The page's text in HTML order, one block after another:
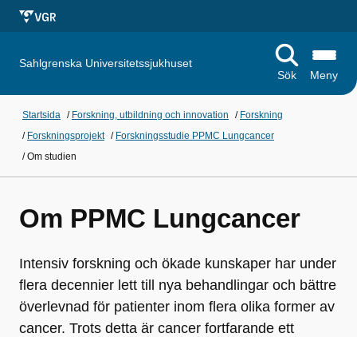
Sahlgrenska Universitetssjukhuset
Sök
Meny
Startsida / Forskning, utbildning och innovation / Forskning
/ Forskningsprojekt / Forskningsstudie PPMC Lungcancer
/Om studien
Om PPMC Lungcancer
Intensiv forskning och ökade kunskaper har under
flera decennier lett till nya behandlingar och bättre
överlevnad för patienter inom flera olika former av
cancer. Trots detta är cancer fortfarande ett